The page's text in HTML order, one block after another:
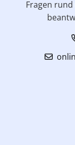
Fragen